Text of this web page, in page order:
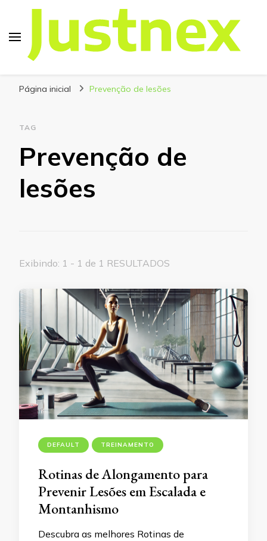
Página inicial Prevenção de lesões
TAG
Prevenção de
lesões
Exibindo: 1 - 1 de 1 RESULTADOS
DEFAULT TREINAMENTO
Rotinas de Alongamento para
Prevenir Lesões em Escalada e
Montanhismo
Descubra as melhores Rotinas de